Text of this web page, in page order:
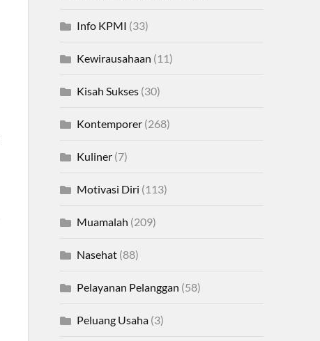
Info KPMI (33)
Kewirausahaan (11)
Kisah Sukses(30)
Kontemporer(268)
Kuliner(7)
Motivasi Diri (113)
Muamalah (209)
Nasehat(88)
Pelayanan Pelanggan (58)
Peluang Usaha(3)